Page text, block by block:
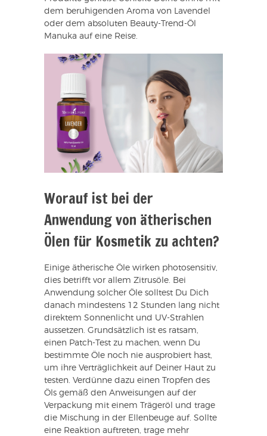
dem beruhigenden Aroma von Lavendel
oder dem absoluten Beauty-Trend-Öl
Manuka auf eine Reise.
Worauf ist bei der
Anwendung von ätherischen
Ölen für Kosmetik zu achten?
Einige ätherische Öle wirken photosensitiv,
dies betrifft vor allem Zitrusöle. Bei
Anwendung solcher Öle solltest Du Dich
danach mindestens 12 Stunden lang nicht
direktem Sonnenlicht und UV-Strahlen
aussetzen. Grundsätzlich ist es ratsam,
einen Patch-Test zu machen, wenn Du
bestimmte Öle noch nie ausprobiert hast,
um ihre Verträglichkeit auf Deiner Haut zu
testen. Verdünne dazu einen Tropfen des
Öls gemäß den Anweisungen auf der
Verpackung mit einem Trägeröl und trage
die Mischung in der Ellenbeuge auf. Sollte
eine Reaktion auftreten, trage mehr